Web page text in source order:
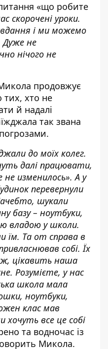
«що робите
скорочені уроки.
і ми можемо
Дуже не
нічого не
продовжує
тих, хто не
й надалі
так звана
до моїх колег.
далі працювати,
не изменилось».А у
перевернули
шукали
базу – ноутбуки,
владою у школи.
їм. Та от справа в
собі. Їх
ж, цікавить наша
Розумієте, у нас
школа мала
ноутбуки,
клас мав
хочуть все це собі
та водночас із
Микола.